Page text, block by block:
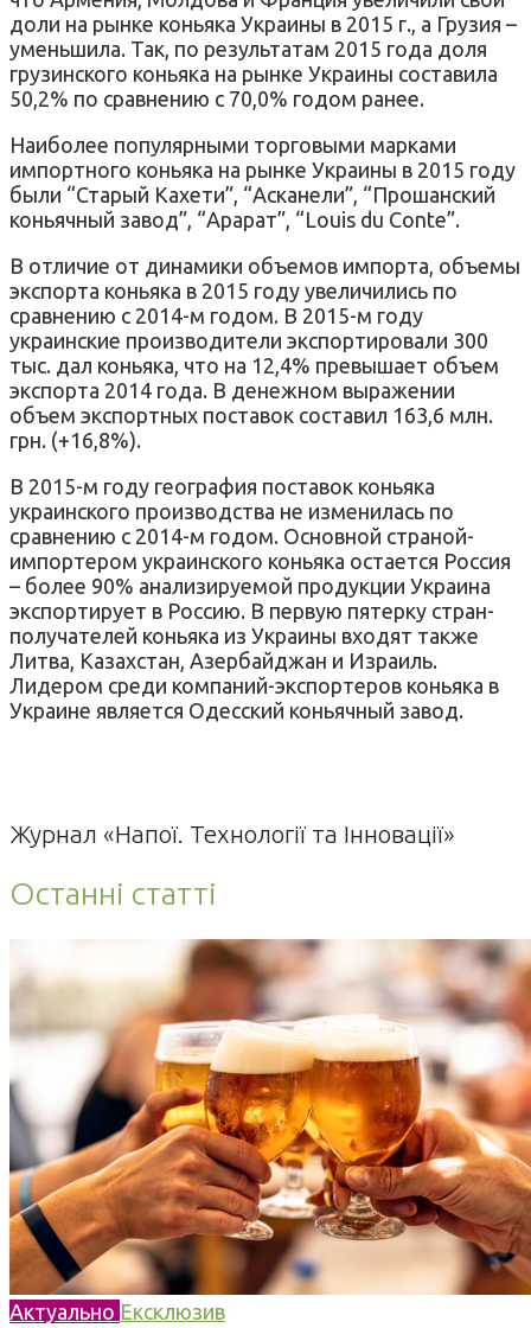
доли на рынке коньяка Украины в 2015 г., а Грузия –
уменьшила. Так, по результатам 2015 года доля
грузинского коньяка на рынке Украины составила
50,2% по сравнению с 70,0% годом ранее.
Наиболее популярными торговыми марками
импортного коньяка на рынке Украины в 2015 году
были “Старый Кахети”, “Асканели”, “Прошанский
коньячный завод”, “Арарат”, “Louis du Conte”.
В отличие от динамики объемов импорта, объемы
экспорта коньяка в 2015 году увеличились по
сравнению с 2014-м годом. В 2015-м году
украинские производители экспортировали 300
тыс. дал коньяка, что на 12,4% превышает объем
экспорта 2014 года. В денежном выражении
объем экспортных поставок составил 163,6 млн.
грн. (+16,8%).
В 2015-м году география поставок коньяка
украинского производства не изменилась по
сравнению с 2014-м годом. Основной страной-
импортером украинского коньяка остается Россия
– более 90% анализируемой продукции Украина
экспортирует в Россию. В первую пятерку стран-
получателей коньяка из Украины входят также
Литва, Казахстан, Азербайджан и Израиль.
Лидером среди компаний-экспортеров коньяка в
Украине является Одесский коньячный завод.
Журнал «Напої. Технології та Інновації»
Останні статті
Актуально Ексклюзив